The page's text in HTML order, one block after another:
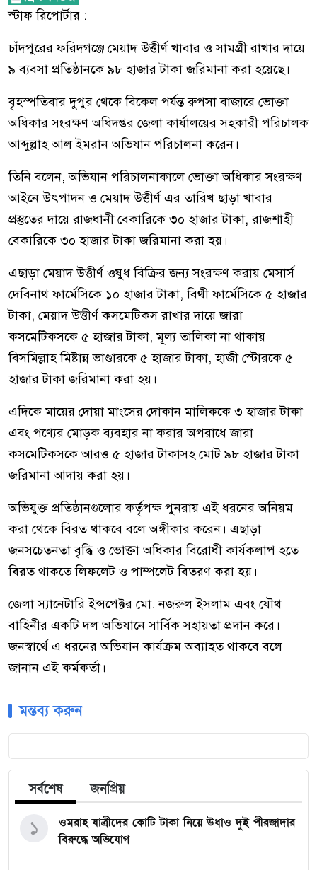
স্টাফ রিপোর্টার :
চাঁদপুরের ফরিদগঞ্জে মেয়াদ উত্তীর্ণ খাবার ও সামগ্রী রাখার দায়ে
৯ ব্যবসা প্রতিষ্ঠানকে ৯৮ হাজার টাকা জরিমানা করা হয়েছে।
বৃহস্পতিবার দুপুর থেকে বিকেল পর্যন্ত রুপসা বাজারে ভোক্তা
অধিকার সংরক্ষণ অধিদপ্তর জেলা কার্যালয়ের সহকারী পরিচালক
আব্দুল্লাহ আল ইমরান অভিযান পরিচালনা করেন।
তিনি বলেন, অভিযান পরিচালনাকালে ভোক্তা অধিকার সংরক্ষণ
আইনে উৎপাদন ও মেয়াদ উত্তীর্ণ এর তারিখ ছাড়া খাবার
প্রস্তুতের দায়ে রাজধানী বেকারিকে ৩০ হাজার টাকা, রাজশাহী
বেকারিকে ৩০ হাজার টাকা জরিমানা করা হয়।
এছাড়া মেয়াদ উত্তীর্ণ ওষুধ বিক্রির জন্য সংরক্ষণ করায় মেসার্স
দেবিনাথ ফার্মেসিকে ১০ হাজার টাকা, বিথী ফার্মেসিকে ৫ হাজার
টাকা, মেয়াদ উত্তীর্ণ কসমেটিকস রাখার দায়ে জারা
কসমেটিকসকে ৫ হাজার টাকা, মূল্য তালিকা না থাকায়
বিসমিল্লাহ মিষ্টান্ন ভাণ্ডারকে ৫ হাজার টাকা, হাজী স্টোরকে ৫
হাজার টাকা জরিমানা করা হয়।
এদিকে মায়ের দোয়া মাংসের দোকান মালিককে ৩ হাজার টাকা
এবং পণ্যের মোড়ক ব্যবহার না করার অপরাধে জারা
কসমেটিকসকে আরও ৫ হাজার টাকাসহ মোট ৯৮ হাজার টাকা
জরিমানা আদায় করা হয়।
অভিযুক্ত প্রতিষ্ঠানগুলোর কর্তৃপক্ষ পুনরায় এই ধরনের অনিয়ম
করা থেকে বিরত থাকবে বলে অঙ্গীকার করেন। এছাড়া
জনসচেতনতা বৃদ্ধি ও ভোক্তা অধিকার বিরোধী কার্যকলাপ হতে
বিরত থাকতে লিফলেট ও পাম্পলেট বিতরণ করা হয়।
জেলা স্যানেটারি ইন্সপেক্টর মো. নজরুল ইসলাম এবং যৌথ
বাহিনীর একটি দল অভিযানে সার্বিক সহায়তা প্রদান করে।
জনস্বার্থে এ ধরনের অভিযান কার্যক্রম অব্যাহত থাকবে বলে
জানান এই কর্মকর্তা।
মন্তব্য করুন
সর্বশেষ জনপ্রিয়
ওমরাহ যাত্রীদের কোটি টাকা নিয়ে উধাও দুই পীরজাদার
বিরুদ্ধে অভিযোগ
১